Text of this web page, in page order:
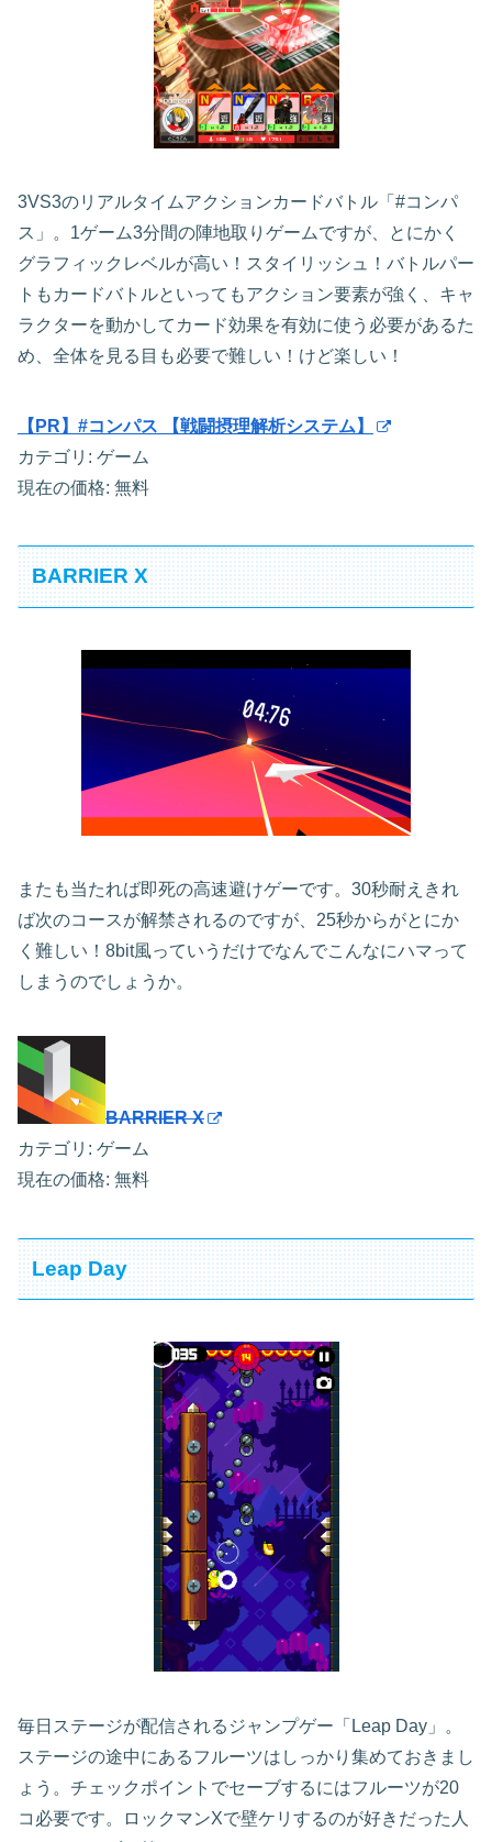
3VS3のリアルタイムアクションカードバトル「#コンパ
ス」。1ゲーム3分間の陣地取りゲームですが、とにかく
グラフィックレベルが高い！スタイリッシュ！バトルパー
トもカードバトルといってもアクション要素が強く、キャ
ラクターを動かしてカード効果を有効に使う必要があるた
め、全体を見る目も必要で難しい！けど楽しい！
【PR】#コンパス 【戦闘摂理解析システム】
カテゴリ: ゲーム
現在の価格: 無料
BARRIER X
またも当たれば即死の高速避けゲーです。30秒耐えきれ
ば次のコースが解禁されるのですが、25秒からがとにか
く難しい！8bit風っていうだけでなんでこんなにハマって
しまうのでしょうか。
BARRIER X
カテゴリ: ゲーム
現在の価格: 無料
Leap Day
毎日ステージが配信されるジャンプゲー「Leap Day」。
ステージの途中にあるフルーツはしっかり集めておきまし
ょう。チェックポイントでセーブするにはフルーツが20
コ必要です。ロックマンXで壁ケリするのが好きだった人